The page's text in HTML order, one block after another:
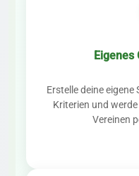
Eigenes
Erstelle deine
Kriterien und
Vereinen